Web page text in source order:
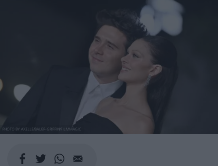
PHOTO BY AXELLE/BAUER-GRIFFIN/FILMMAGIC